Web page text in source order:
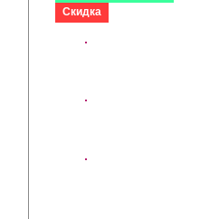
Скидка